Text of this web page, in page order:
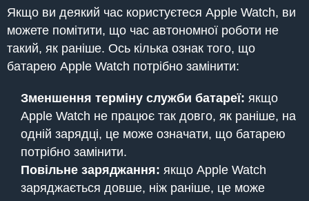
Якщо ви деякий час користуєтеся Apple Watch, ви
можете помітити, що час автономної роботи не
такий, як раніше. Ось кілька ознак того, що
батарею Apple Watch потрібно замінити:
Зменшення терміну служби батареї: якщо
Apple Watch не працює так довго, як раніше, на
одній зарядці, це може означати, що батарею
потрібно замінити.
Повільне заряджання: якщо Apple Watch
заряджається довше, ніж раніше, це може